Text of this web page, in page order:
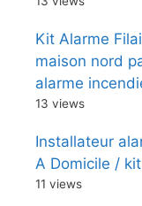
Kit Alarme
maison nord
alarme
13 views
Installateur
A Domicile /
11 views